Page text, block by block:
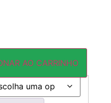
AO CARRINHO